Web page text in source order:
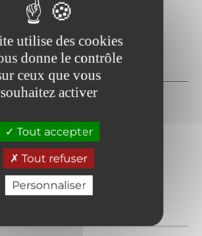
utilise des cookies
donne le contrôle
ceux que vous
souhaitez activer
Tout accepter
Tout refuser
Personnaliser
météo favorables
temps